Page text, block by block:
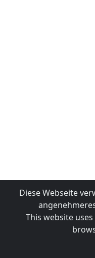
Diese Webseite
This website